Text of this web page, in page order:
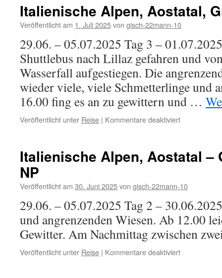
Gran
Paradiso
Italienische Alpen, Aostatal,
Veröffentlicht am 1. Juli 2025von gisch-22mann-10
29.06. – 05.07.2025 Tag 3 –
Shuttlebus nach Lillaz gefahren und
Wasserfall aufgestiegen. Die
wieder viele, viele Schmetterlinge und
16.00 fing es an zu gewittern und …
Veröffentlicht unter Reise | Kommentare deaktiviertfür
Gran
Italienische Alpen, Aostatal –
NP
Veröffentlicht am 30. Juni 2025von gisch-22mann-10
29.06. – 05.07.2025 Tag 2 –
und angrenzenden Wiesen. Ab 12.00
Gewitter. Am Nachmittag zwischen
Veröffentlicht unter Reise | Kommentare deaktiviertfür